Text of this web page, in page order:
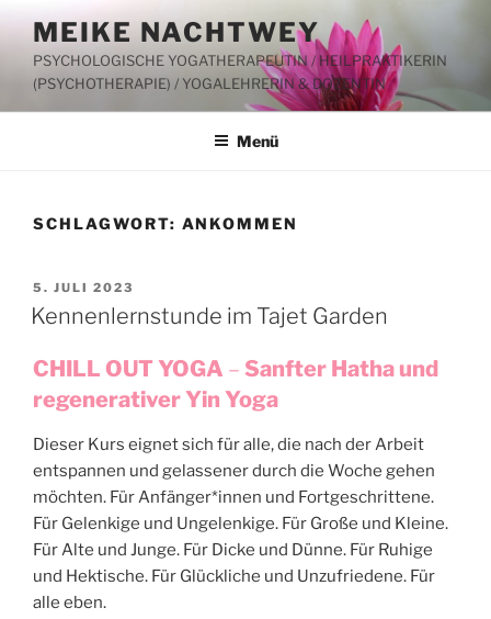
Inhalt
springen
MEIKE NACHTWEY
PSYCHOLOGISCHE YOGATHERAPEUTIN / HEILPRAKTIKERIN
(PSYCHOTHERAPIE) / YOGALEHRERIN & DOZENTIN
Menü
SCHLAGWORT: ANKOMMEN
VERÖFFENTLICHT
AM
5. JULI 2023
Kennenlernstunde im Tajet Garden
CHILL OUT YOGA – Sanfter Hatha und
regenerativer Yin Yoga
Dieser Kurs eignet sich für alle, die nach der Arbeit
entspannen und gelassener durch die Woche gehen
möchten. Für Anfänger*innen und Fortgeschrittene.
Für Gelenkige und Ungelenkige. Für Große und Kleine.
Für Alte und Junge. Für Dicke und Dünne. Für Ruhige
und Hektische. Für Glückliche und Unzufriedene. Für
alle eben.